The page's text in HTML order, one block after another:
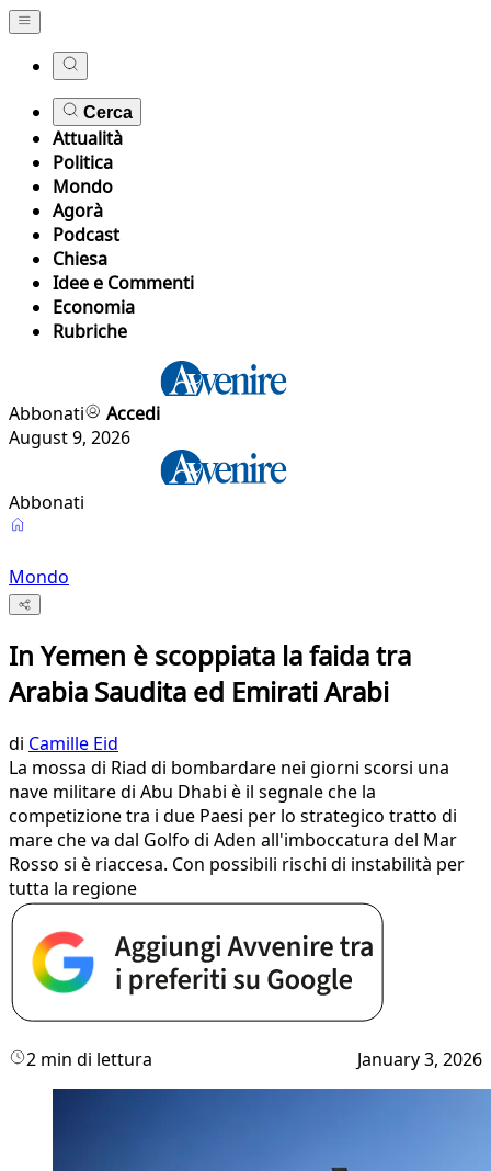
Cerca
Attualità
Politica
Mondo
Agorà
Podcast
Chiesa
Idee e Commenti
Economia
Rubriche
Abbonati
Accedi
August 9, 2026
Abbonati
Mondo
In Yemen è scoppiata la faida tra
Arabia Saudita ed Emirati Arabi
di Camille Eid
La mossa di Riad di bombardare nei giorni scorsi una
nave militare di Abu Dhabi è il segnale che la
competizione tra i due Paesi per lo strategico tratto di
mare che va dal Golfo di Aden all'imboccatura del Mar
Rosso si è riaccesa. Con possibili rischi di instabilità per
tutta la regione
2 min di lettura January 3, 2026